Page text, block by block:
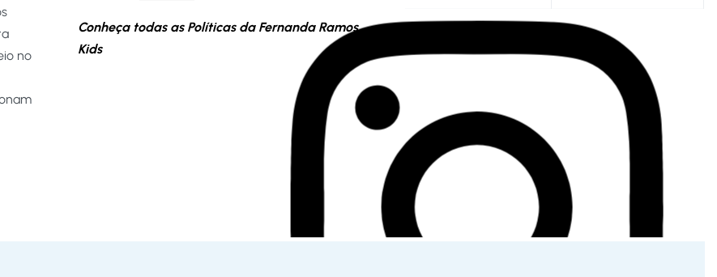
no
Conheça todas as Políticas da Fernanda Ramos
Kids